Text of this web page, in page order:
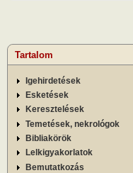
Tartalom
Igehirdetések
Esketések
Keresztelések
Temetések, nekrológok
Bibliakörök
Lelkigyakorlatok
Bemutatkozás